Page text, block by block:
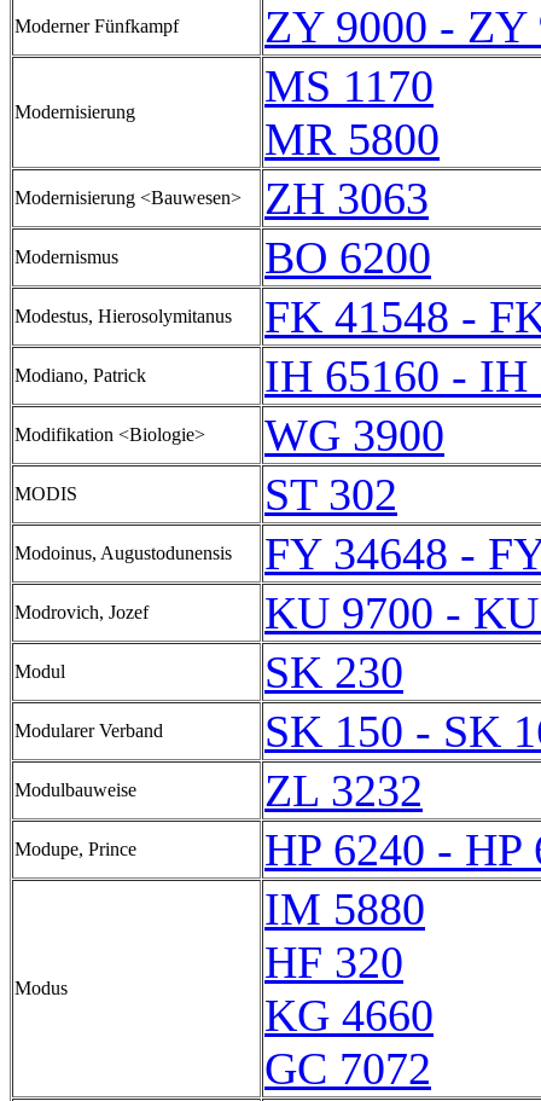
Moderner Fünfkampf ZY 9000 - ZY
Modernisierung
MS 1170
MR 5800
Modernisierung <Bauwesen> ZH 3063
Modernismus BO 6200
Modestus, Hierosolymitanus FK 41548 -
Modiano, Patrick IH 65160 - IH
Modifikation <Biologie> WG 3900
MODIS ST 302
Modoinus, Augustodunensis FY 34648 -
Modrovich, Jozef KU 9700 -
Modul SK 230
Modularer Verband SK 150 - SK
Modulbauweise ZL 3232
Modupe, Prince HP 6240 - HP
Modus
IM 5880
HF 320
KG 4660
GC 7072